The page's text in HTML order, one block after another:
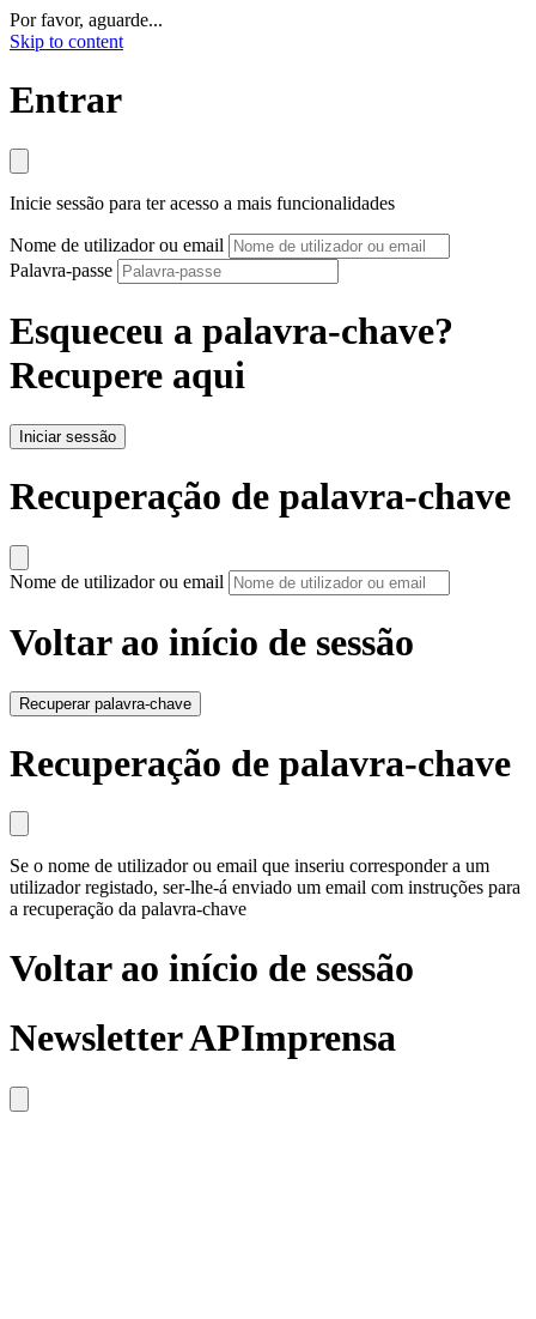
Por favor, aguarde...
Skip to content
Entrar
Inicie sessão para ter acesso a mais funcionalidades
Nome de utilizador ou email
Palavra-passe
Esqueceu a palavra-chave?
Recupere aqui
Iniciar sessão
Recuperação de palavra-chave
Nome de utilizador ou email
Voltar ao início de sessão
Recuperar palavra-chave
Recuperação de palavra-chave
Se o nome de utilizador ou email que inseriu corresponder a um
utilizador registado, ser-lhe-á enviado um email com instruções para
a recuperação da palavra-chave
Voltar ao início de sessão
Newsletter APImprensa